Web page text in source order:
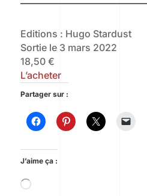
Editions : Hugo Stardust
Sortie le 3 mars 2022
18,50 €
L’acheter
Partager sur :
J’aime ça :
Chargement…